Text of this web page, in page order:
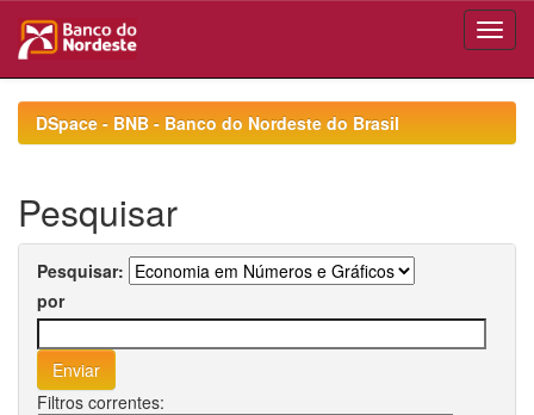
navigationDSpace - BNB - Banco do Nordeste do Brasil
Pesquisar
Pesquisar:
por
Filtros correntes: